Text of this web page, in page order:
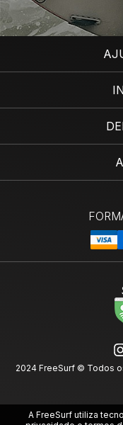
2024 FreeSurf © Todos
A FreeSurf utiliza